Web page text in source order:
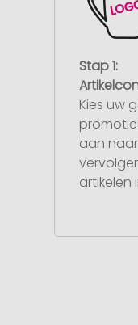
Stap 1:
Kies uw
aan
artikelen